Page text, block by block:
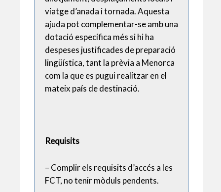
viatge d’anada i tornada. Aquesta
ajuda pot complementar-se amb una
dotació específica més si hi ha
despeses justificades de preparació
lingüística, tant la prèvia a Menorca
com la que es pugui realitzar en el
mateix país de destinació.
Requisits
– Complir els requisits d’accés a les
FCT, no tenir mòduls pendents.